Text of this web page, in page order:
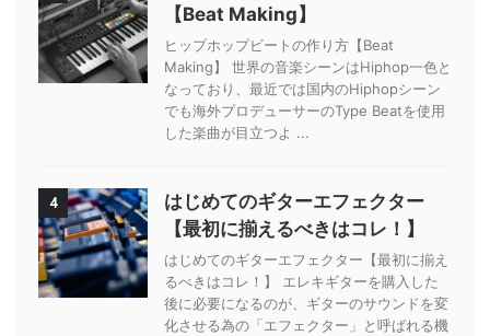
【Beat Making】
ヒップホップビートの作り方【Beat
Making】 世界の音楽シーンはHiphop一色と
なっており、最近では国内のHiphopシーン
でも海外プロデューサーのType Beatを使用
した楽曲が目立つよ ...
4
はじめてのギターエフェクター
【最初に揃えるべきはコレ！】
はじめてのギターエフェクター【最初に揃え
るべきはコレ！】 エレキギターを購入した
後に必要になるのが、ギターのサウンドを変
化させる為の「エフェクター」と呼ばれる機